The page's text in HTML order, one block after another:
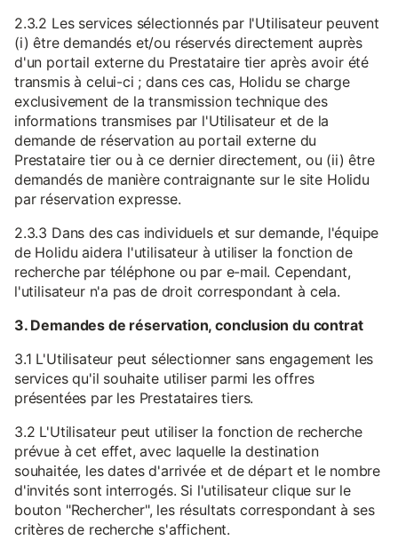
2.3.2 Les services sélectionnés par l'Utilisateur peuvent
(i) être demandés et/ou réservés directement auprès
d'un portail externe du Prestataire tier après avoir été
transmis à celui-ci ; dans ces cas, Holidu se charge
exclusivement de la transmission technique des
informations transmises par l'Utilisateur et de la
demande de réservation au portail externe du
Prestataire tier ou à ce dernier directement, ou (ii) être
demandés de manière contraignante sur le site Holidu
par réservation expresse.
2.3.3 Dans des cas individuels et sur demande, l'équipe
de Holidu aidera l'utilisateur à utiliser la fonction de
recherche par téléphone ou par e-mail. Cependant,
l'utilisateur n'a pas de droit correspondant à cela.
3. Demandes de réservation, conclusion du contrat
3.1 L'Utilisateur peut sélectionner sans engagement les
services qu'il souhaite utiliser parmi les offres
présentées par les Prestataires tiers.
3.2 L'Utilisateur peut utiliser la fonction de recherche
prévue à cet effet, avec laquelle la destination
souhaitée, les dates d'arrivée et de départ et le nombre
d'invités sont interrogés. Si l'utilisateur clique sur le
bouton "Rechercher", les résultats correspondant à ses
critères de recherche s'affichent.